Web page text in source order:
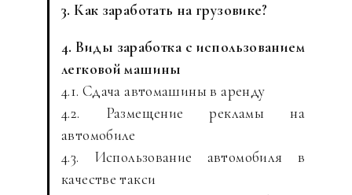
3. Как заработать на грузовике?
4. Виды заработка с использованием
легковой машины
4.1. Сдача автомашины в аренду
4.2. Размещение рекламы на
автомобиле
4.3. Использование автомобиля в
качестве такси